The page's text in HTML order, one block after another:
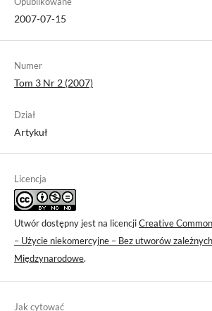
2007-07-15
Numer
Tom 3 Nr 2 (2007)
Dział
Artykuł
Licencja
Utwór dostępny jest na licencjiCreative
– Użycie niekomercyjne – Bez utworów
Międzynarodowe.
Jak cytować